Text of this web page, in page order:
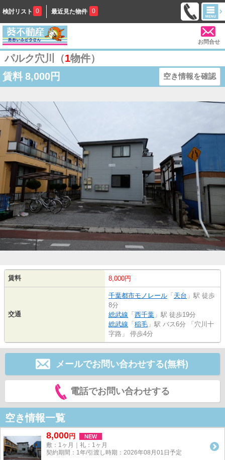
検討リスト 0 最近見た物件 0
お問合せ
パルク穴川（1物件）
賃料 8,000円 空き情報を確認
賃料 8,000円
交通
千葉都市モノレール 「 天台 」駅 徒歩
8分
総武線 「 西千葉 」駅 徒歩19分
総武線 「 稲毛 」駅 バス6分 「穴川十
字路」 停歩4分
メールでお問い合わせする(無料)
電話でお問い合わせする
空き情報一覧
8,000円 NEW
敷：1ヶ月｜礼：1ヶ月
契約期間：1年/引渡し時期：2026年08月01日予定